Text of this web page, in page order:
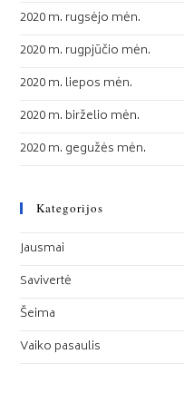
2020 m. rugsėjo mėn.
2020 m. rugpjūčio mėn.
2020 m. liepos mėn.
2020 m. birželio mėn.
2020 m. gegužės mėn.
Kategorijos
Jausmai
Savivertė
Šeima
Vaiko pasaulis